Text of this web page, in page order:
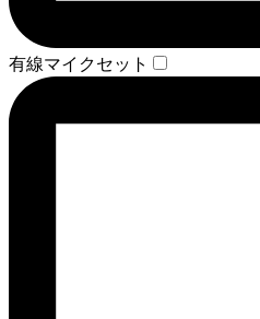
有線マイクセット